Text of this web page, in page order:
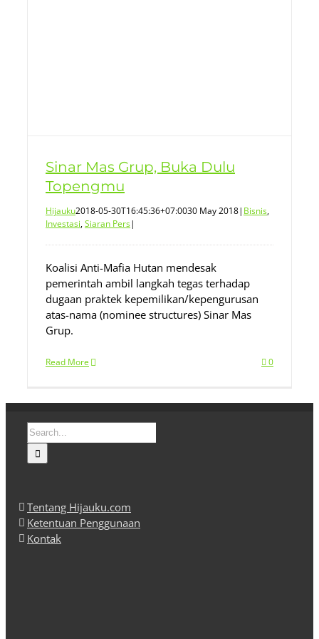
Sinar Mas Grup, Buka Dulu
Topengmu
Hijauku2018-05-30T16:45:36+07:0030 May 2018| Bisnis,
Investasi,Siaran Pers|
Koalisi Anti-Mafia Hutan mendesak
pemerintah ambil langkah tegas terhadap
dugaan praktek kepemilikan/kepengurusan
atas-nama (nominee structures) Sinar Mas
Grup.
Read More 0
Search
for:
Tentang Hijauku.com
Ketentuan Penggunaan
Kontak